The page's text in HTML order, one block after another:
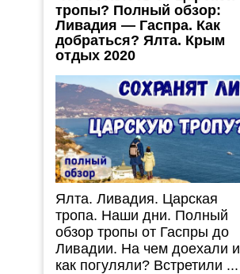
тропы? Полный обзор:
Ливадия — Гаспра. Как
добраться? Ялта. Крым
отдых 2020
Ялта. Ливадия. Царская
тропа. Наши дни. Полный
обзор тропы от Гаспры до
Ливадии. На чем доехали и
как погуляли? Встретили ...